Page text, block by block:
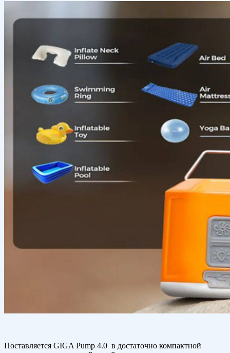
Поставляется GIGA Pump 4.0 в достаточно компактной